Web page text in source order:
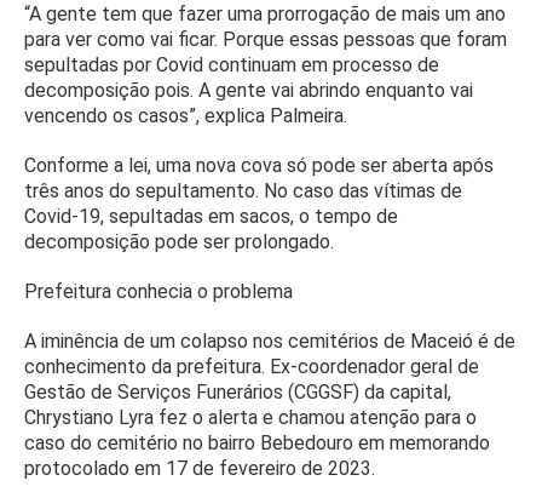
“A gente tem que fazer uma prorrogação de mais um ano
para ver como vai ficar. Porque essas pessoas que foram
sepultadas por Covid continuam em processo de
decomposição pois. A gente vai abrindo enquanto vai
vencendo os casos”, explica Palmeira.
Conforme a lei, uma nova cova só pode ser aberta após
três anos do sepultamento. No caso das vítimas de
Covid-19, sepultadas em sacos, o tempo de
decomposição pode ser prolongado.
Prefeitura conhecia o problema
A iminência de um colapso nos cemitérios de Maceió é de
conhecimento da prefeitura. Ex-coordenador geral de
Gestão de Serviços Funerários (CGGSF) da capital,
Chrystiano Lyra fez o alerta e chamou atenção para o
caso do cemitério no bairro Bebedouro em memorando
protocolado em 17 de fevereiro de 2023.